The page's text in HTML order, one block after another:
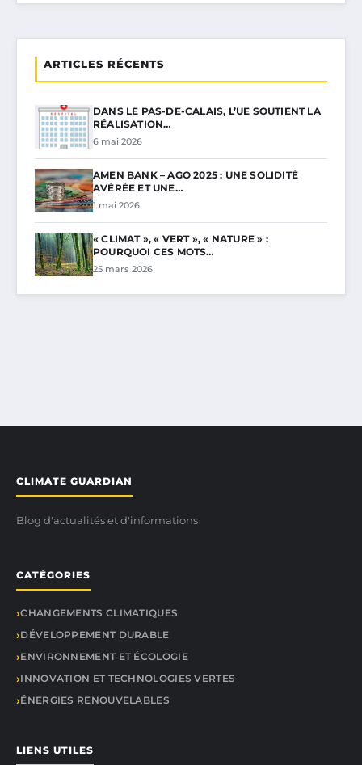
ARTICLES RÉCENTS
DANS LE PAS-DE-CALAIS, L’UE SOUTIENT LA
RÉALISATION…
6 mai 2026
AMEN BANK – AGO 2025 : UNE SOLIDITÉ
AVÉRÉE ET UNE…
1 mai 2026
« CLIMAT », « VERT », « NATURE » :
POURQUOI CES MOTS…
25 mars 2026
CLIMATE GUARDIAN
Blog d'actualités et d'informations
CATÉGORIES
CHANGEMENTS CLIMATIQUES
DÉVELOPPEMENT DURABLE
ENVIRONNEMENT ET ÉCOLOGIE
INNOVATION ET TECHNOLOGIES VERTES
ÉNERGIES RENOUVELABLES
LIENS UTILES